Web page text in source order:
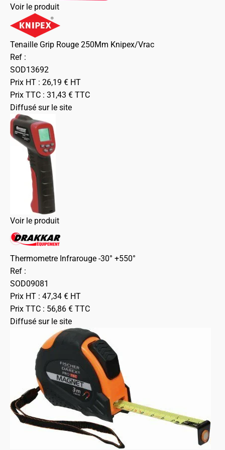
Voir le produit
Tenaille Grip Rouge 250Mm Knipex/Vrac
Ref :
SOD13692
Prix HT : 26,19 € HT
Prix TTC : 31,43 € TTC
Diffusé sur le site
Voir le produit
Thermometre Infrarouge -30° +550°
Ref :
SOD09081
Prix HT : 47,34 € HT
Prix TTC : 56,86 € TTC
Diffusé sur le site